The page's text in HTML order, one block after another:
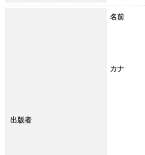
出版者
名前
カナ